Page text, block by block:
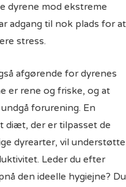
dyrene mod ekstreme
adgang til nok plads for at
stress.
afgørende for dyrenes
er rene og friske, og at
forurening. En
diæt, der er tilpasset de
dyrearter, vil understøtte
Leder du efter
den ideelle hygiejne? Du